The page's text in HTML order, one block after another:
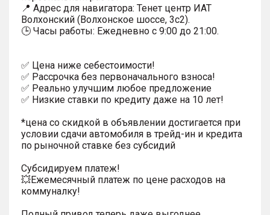
📍 Адрес для навигатора: Тенет центр ИАТ
Волхонский (Волхонское шоссе, 3с2).
🕒 Часы работы: Ежедневно с 9:00 до 21:00.
✅ Цена ниже себестоимости!
✅ Рассрочка без первоначального взноса!
✅ Реально улучшим любое предложение
✅ Низкие ставки по кредиту даже на 10 лет!
*цена со скидкой в объявлении достигается при
условии сдачи автомобиля в трейд-ин и кредита
по рыночной ставке без субсидий
Субсидируем платеж!
💥Ежемесячный платеж по цене расходов на
коммуналку!